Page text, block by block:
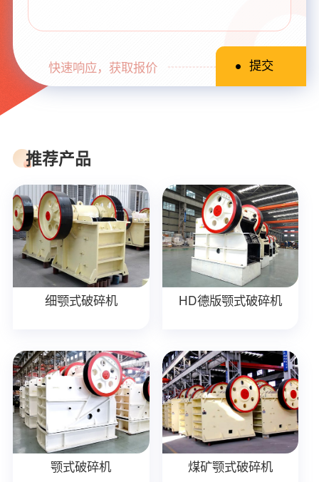
快速响应，获取报价
推荐产品
细颚式破碎机 HD德版颚式破碎机
颚式破碎机 煤矿颚式破碎机